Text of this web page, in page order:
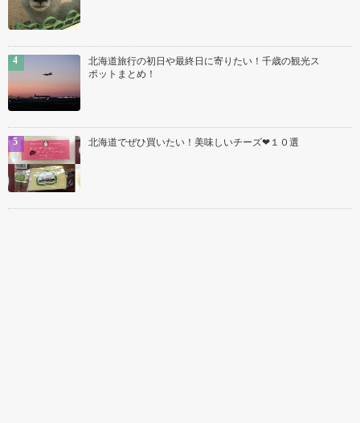
北海道旅行の初日や最終日に寄りたい！千歳の観光ス
ポットまとめ！
北海道でぜひ買いたい！美味しいチーズ❤１０選